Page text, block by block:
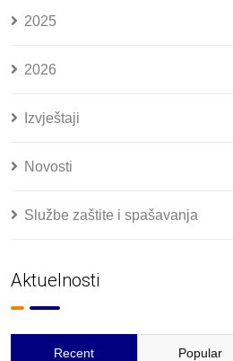
2025
2026
Izvještaji
Novosti
Službe zaštite i spašavanja
Aktuelnosti
Recent Popular